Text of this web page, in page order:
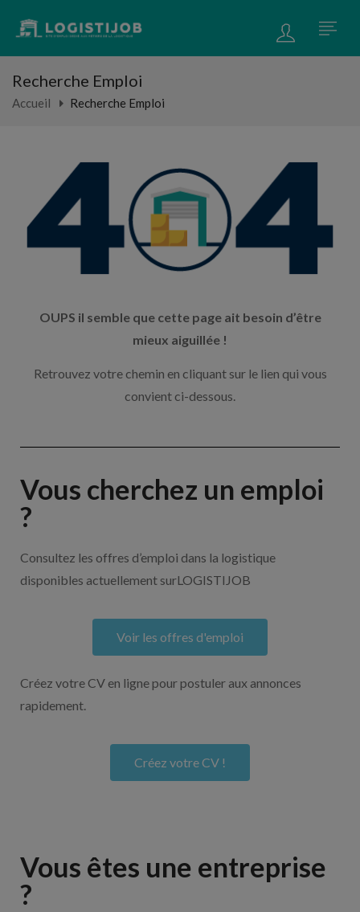
Recherche Emploi
Accueil Recherche Emploi
OUPS il semble que cette page ait besoin d’être
mieux aiguillée !
Retrouvez votre chemin en cliquant sur le lien qui vous
convient ci-dessous.
Vous cherchez un emploi
?
Consultez les offres d’emploi dans la logistique
disponibles actuellement surLOGISTIJOB
Voir les offres d'emploi
Créez votre CV en ligne pour postuler aux annonces
rapidement.
Créez votre CV !
Vous êtes une entreprise
?